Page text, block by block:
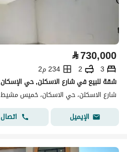
⃁730,000
3
2
234 م2
شارع الاسكلن، حي الاسكان، خميس مشيط
الإيميل
اتصال